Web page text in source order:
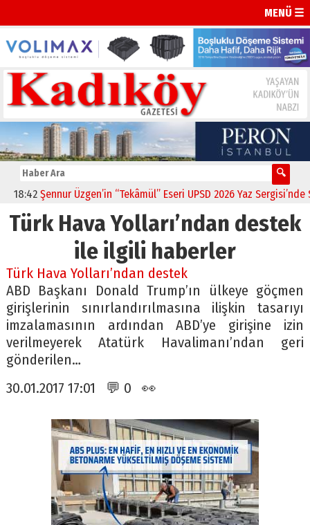
MENÜ ☰
18:42 Şennur Üzgen’in “Tekâmül” Eseri UPSD 2026 Yaz Sergisi’nde
Türk Hava Yolları’ndan destek
ile ilgili haberler
Türk Hava Yolları’ndan destek
ABD Başkanı Donald Trump’ın ülkeye göçmen
girişlerinin sınırlandırılmasına ilişkin tasarıyı
imzalamasının ardından ABD’ye girişine izin
verilmeyerek Atatürk Havalimanı’ndan geri
gönderilen…
30.01.2017 17:01 💬 0 👀